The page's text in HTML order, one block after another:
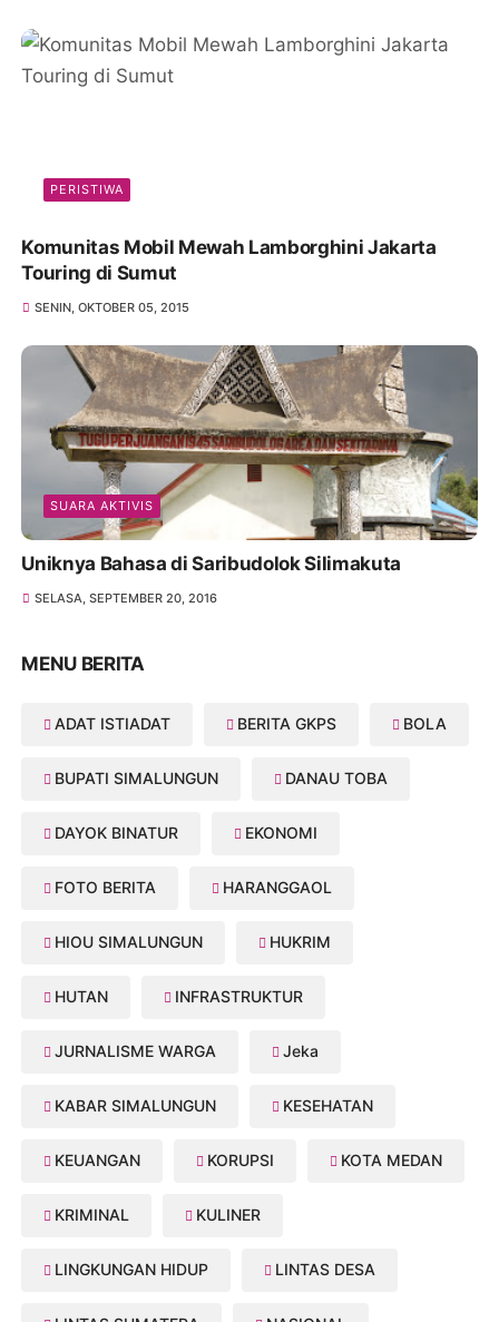
PERISTIWA
Komunitas Mobil Mewah Lamborghini Jakarta
Touring di Sumut
SENIN, OKTOBER 05, 2015
SUARA AKTIVIS
Uniknya Bahasa di Saribudolok Silimakuta
SELASA, SEPTEMBER 20, 2016
MENU BERITA
ADAT ISTIADAT BERITA GKPS BOLA
BUPATI SIMALUNGUN DANAU TOBA
DAYOK BINATUR EKONOMI
FOTO BERITA HARANGGAOL
HIOU SIMALUNGUN HUKRIM
HUTAN INFRASTRUKTUR
JURNALISME WARGA Jeka
KABAR SIMALUNGUN KESEHATAN
KEUANGAN KORUPSI KOTA MEDAN
KRIMINAL KULINER
LINGKUNGAN HIDUP LINTAS DESA